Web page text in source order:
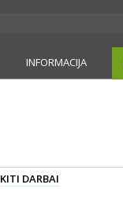
INFORMACIJA
KITI DARBAI